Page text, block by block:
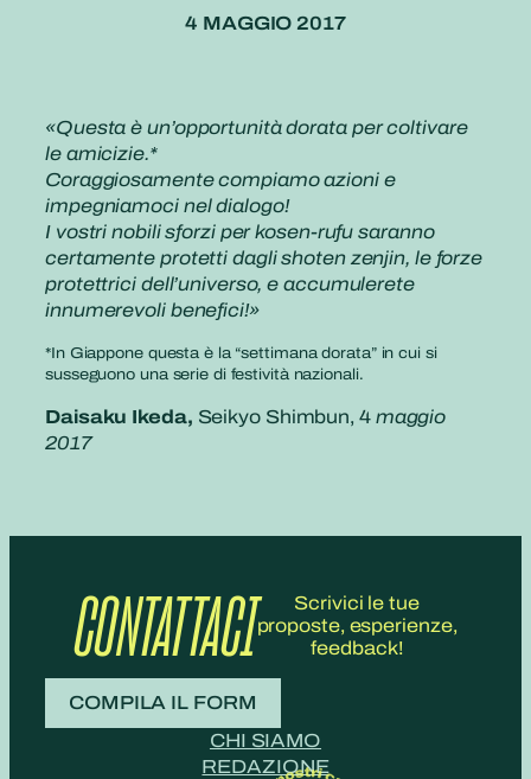
4 MAGGIO 2017
«Questa è un’opportunità dorata per coltivare
le amicizie.*
Coraggiosamente compiamo azioni e
impegniamoci nel dialogo!
I vostri nobili sforzi per kosen-rufu saranno
certamente protetti dagli shoten zenjin, le forze
protettrici dell’universo, e accumulerete
innumerevoli benefici!»
*In Giappone questa è la “settimana dorata” in cui si
susseguono una serie di festività nazionali.
Daisaku Ikeda, Seikyo Shimbun, 4maggio
2017
CONTATTACI
Scrivici le tue
proposte, esperienze,
feedback!
COMPILA IL FORM
CHI SIAMO
REDAZIONE